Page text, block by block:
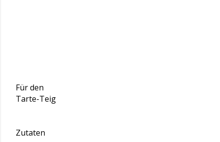
Für den
Tarte-Teig
Zutaten